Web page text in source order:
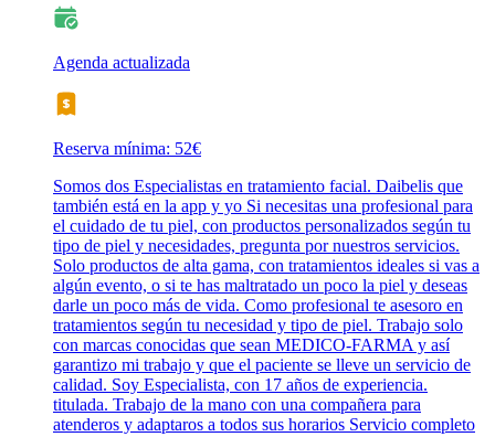
Agenda actualizada
Reserva mínima: 52€
Somos dos Especialistas en tratamiento facial. Daibelis que
también está en la app y yo Si necesitas una profesional para
el cuidado de tu piel, con productos personalizados según tu
tipo de piel y necesidades, pregunta por nuestros servicios.
Solo productos de alta gama, con tratamientos ideales si vas a
algún evento, o si te has maltratado un poco la piel y deseas
darle un poco más de vida. Como profesional te asesoro en
tratamientos según tu necesidad y tipo de piel. Trabajo solo
con marcas conocidas que sean MEDICO-FARMA y así
garantizo mi trabajo y que el paciente se lleve un servicio de
calidad. Soy Especialista, con 17 años de experiencia.
titulada. Trabajo de la mano con una compañera para
atenderos y adaptaros a todos sus horarios Servicio completo